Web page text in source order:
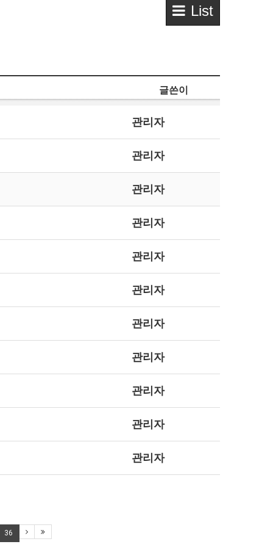
List
글쓴이
관리자
관리자
관리자
관리자
관리자
관리자
관리자
관리자
관리자
관리자
관리자
36